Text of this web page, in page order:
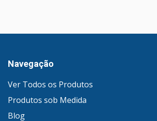
Navegação
Ver Todos os Produtos
Produtos sob Medida
Blog